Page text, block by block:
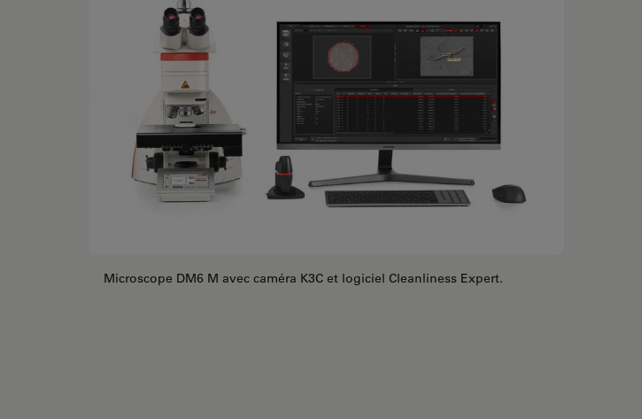
Microscope DM6 M avec caméra K3C et logiciel Cleanliness Expert.